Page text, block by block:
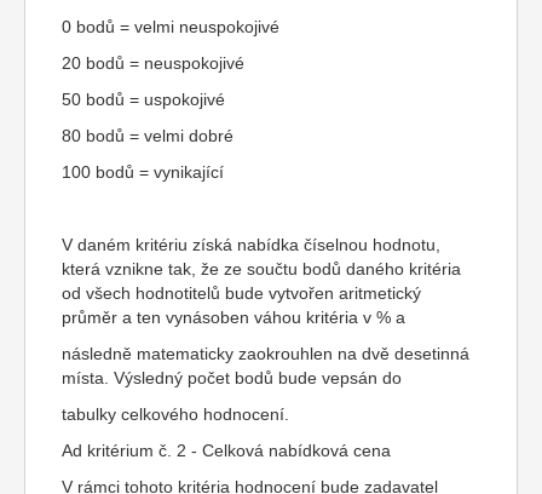
0 bodů = velmi neuspokojivé
20 bodů = neuspokojivé
50 bodů = uspokojivé
80 bodů = velmi dobré
100 bodů = vynikající
V daném kritériu získá nabídka číselnou hodnotu,
která vznikne tak, že ze součtu bodů daného kritéria
od všech hodnotitelů bude vytvořen aritmetický
průměr a ten vynásoben váhou kritéria v % a
následně matematicky zaokrouhlen na dvě desetinná
místa. Výsledný počet bodů bude vepsán do
tabulky celkového hodnocení.
Ad kritérium č. 2 - Celková nabídková cena
V rámci tohoto kritéria hodnocení bude zadavatel